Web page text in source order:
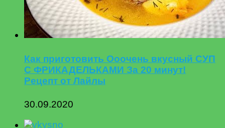
Как приготовить Ооочень вкусный СУП
С ФРИКАДЕЛЬКАМИ За 20 минут!
Рецепт от Лайлы
30.09.2020